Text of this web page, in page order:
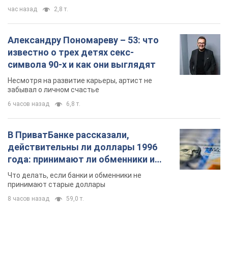
час назад 2,8 т.
Александру Пономареву – 53: что
известно о трех детях секс-
символа 90-х и как они выглядят
Несмотря на развитие карьеры, артист не
забывал о личном счастье
6 часов назад 6,8 т.
В ПриватБанке рассказали,
действительны ли доллары 1996
года: принимают ли обменники и
банки такие купюры
Что делать, если банки и обменники не
принимают старые доллары
8 часов назад 59,0 т.